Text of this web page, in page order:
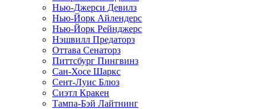
Нью-Джерси Девилз
Нью-Йорк Айлендерс
Нью-Йорк Рейнджерс
Нэшвилл Предаторз
Оттава Сенаторз
Питтсбург Пингвинз
Сан-Хосе Шаркс
Сент-Луис Блюз
Сиэтл Кракен
Тампа-Бэй Лайтнинг